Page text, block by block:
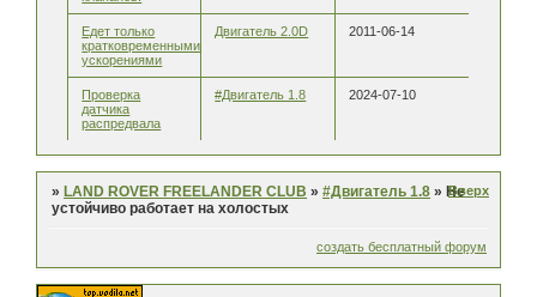
Едет только
кратковременными
ускорениями
Двигатель 2.0D 2011-06-14
Проверка
датчика
распредвала
#Двигатель 1.8 2024-07-10
» LAND ROVER FREELANDER CLUB »#Двигатель 1.8 » Не
устойчиво работает на холостых
Вверх
создать бесплатный форум